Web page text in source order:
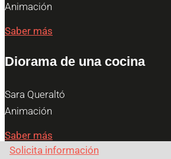
Animación
Saber más
Diorama de una cocina
Sara Queraltó
Animación
Saber más
Solicita información